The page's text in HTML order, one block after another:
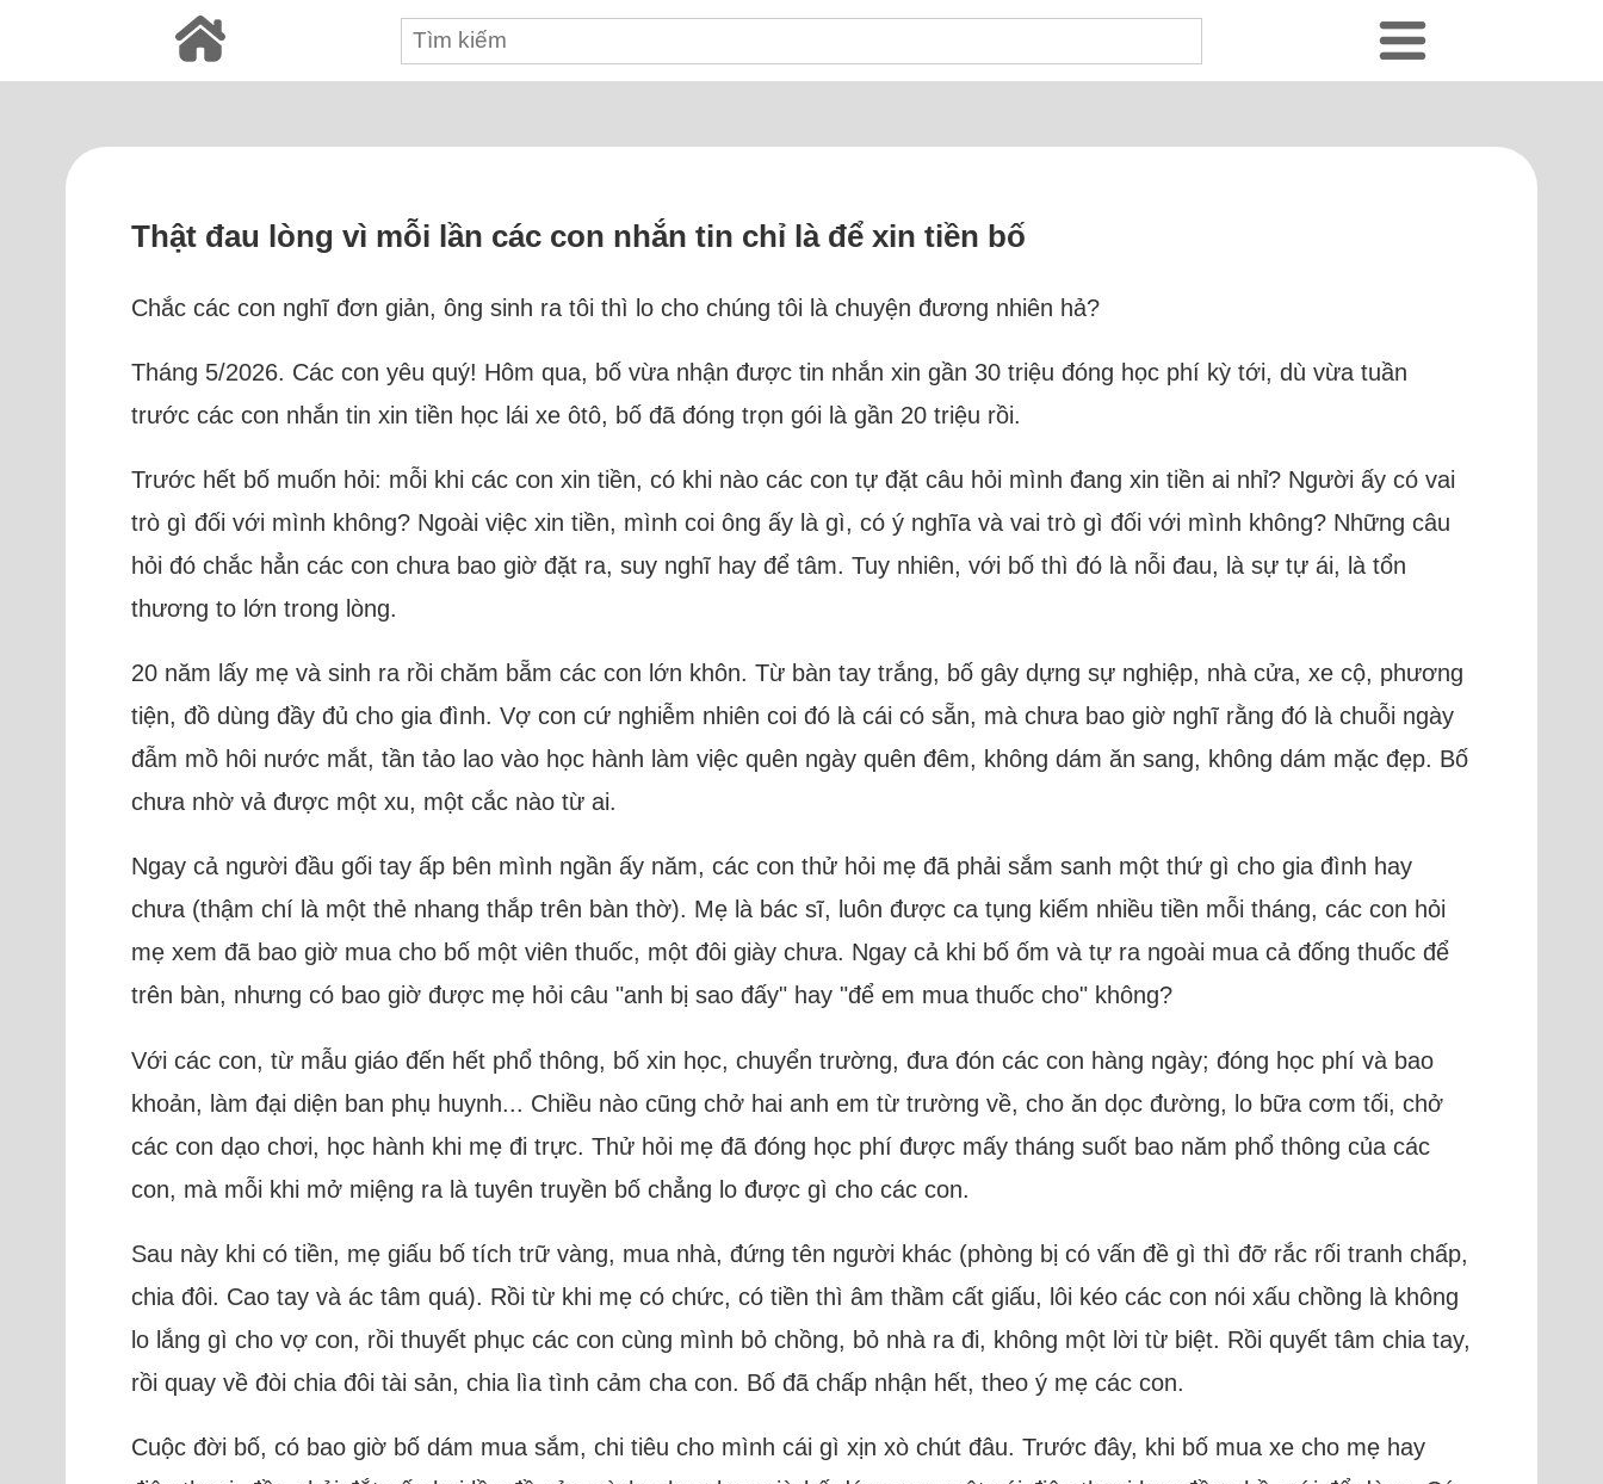
Thật đau lòng vì mỗi lần các con nhắn tin chỉ là để xin tiền bố
Chắc các con nghĩ đơn giản, ông sinh ra tôi thì lo cho chúng tôi là chuyện đương nhiên hả?
Tháng 5/2026. Các con yêu quý! Hôm qua, bố vừa nhận được tin nhắn xin gần 30 triệu đóng học phí kỳ tới, dù vừa tuần
trước các con nhắn tin xin tiền học lái xe ôtô, bố đã đóng trọn gói là gần 20 triệu rồi.
Trước hết bố muốn hỏi: mỗi khi các con xin tiền, có khi nào các con tự đặt câu hỏi mình đang xin tiền ai nhỉ? Người ấy có vai
trò gì đối với mình không? Ngoài việc xin tiền, mình coi ông ấy là gì, có ý nghĩa và vai trò gì đối với mình không? Những câu
hỏi đó chắc hẳn các con chưa bao giờ đặt ra, suy nghĩ hay để tâm. Tuy nhiên, với bố thì đó là nỗi đau, là sự tự ái, là tổn
thương to lớn trong lòng.
20 năm lấy mẹ và sinh ra rồi chăm bẵm các con lớn khôn. Từ bàn tay trắng, bố gây dựng sự nghiệp, nhà cửa, xe cộ, phương
tiện, đồ dùng đầy đủ cho gia đình. Vợ con cứ nghiễm nhiên coi đó là cái có sẵn, mà chưa bao giờ nghĩ rằng đó là chuỗi ngày
đẫm mồ hôi nước mắt, tần tảo lao vào học hành làm việc quên ngày quên đêm, không dám ăn sang, không dám mặc đẹp. Bố
chưa nhờ vả được một xu, một cắc nào từ ai.
Ngay cả người đầu gối tay ấp bên mình ngần ấy năm, các con thử hỏi mẹ đã phải sắm sanh một thứ gì cho gia đình hay
chưa (thậm chí là một thẻ nhang thắp trên bàn thờ). Mẹ là bác sĩ, luôn được ca tụng kiếm nhiều tiền mỗi tháng, các con hỏi
mẹ xem đã bao giờ mua cho bố một viên thuốc, một đôi giày chưa. Ngay cả khi bố ốm và tự ra ngoài mua cả đống thuốc để
trên bàn, nhưng có bao giờ được mẹ hỏi câu "anh bị sao đấy" hay "để em mua thuốc cho" không?
Với các con, từ mẫu giáo đến hết phổ thông, bố xin học, chuyển trường, đưa đón các con hàng ngày; đóng học phí và bao
khoản, làm đại diện ban phụ huynh... Chiều nào cũng chở hai anh em từ trường về, cho ăn dọc đường, lo bữa cơm tối, chở
các con dạo chơi, học hành khi mẹ đi trực. Thử hỏi mẹ đã đóng học phí được mấy tháng suốt bao năm phổ thông của các
con, mà mỗi khi mở miệng ra là tuyên truyền bố chẳng lo được gì cho các con.
Sau này khi có tiền, mẹ giấu bố tích trữ vàng, mua nhà, đứng tên người khác (phòng bị có vấn đề gì thì đỡ rắc rối tranh chấp,
chia đôi. Cao tay và ác tâm quá). Rồi từ khi mẹ có chức, có tiền thì âm thầm cất giấu, lôi kéo các con nói xấu chồng là không
lo lắng gì cho vợ con, rồi thuyết phục các con cùng mình bỏ chồng, bỏ nhà ra đi, không một lời từ biệt. Rồi quyết tâm chia tay,
rồi quay về đòi chia đôi tài sản, chia lìa tình cảm cha con. Bố đã chấp nhận hết, theo ý mẹ các con.
Cuộc đời bố, có bao giờ bố dám mua sắm, chi tiêu cho mình cái gì xịn xò chút đâu. Trước đây, khi bố mua xe cho mẹ hay